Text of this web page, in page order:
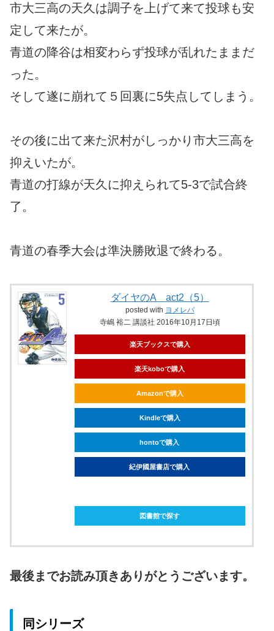
市大三高の天久は調子を上げて来て投球も安
定して来たが。
青道の降谷は相変わらず投球が乱れたままだ
った。
そして遂に崩れて５回裏に5失点してしまう。
その後に出て来た沢村がしっかり市大三高を
抑えいたが。
青道の打線が天久に抑えられて5-3で試合終
了。
青道の春季大会は準決勝敗退で終わる。
ダイヤのA act2（5）
posted with ヨメレバ
寺嶋 裕二 講談社 2016年10月17日頃
楽天ブックスで購入
楽天koboで購入
Amazonで購入
Kindleで購入
hontoで購入
紀伊國屋書店で購入
図書館で探す
最後までお読み頂きありがとうございます。
同シリーズ